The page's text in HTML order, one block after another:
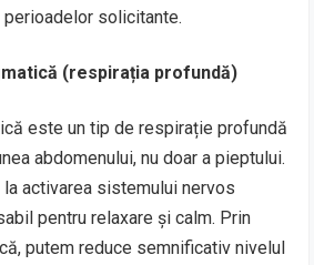
solicitante.
(respirația profundă)
este un tip de respirație profundă
abdomenului, nu doar a pieptului.
activarea sistemului nervos
pentru relaxare și calm. Prin
putem reduce semnificativ nivelul